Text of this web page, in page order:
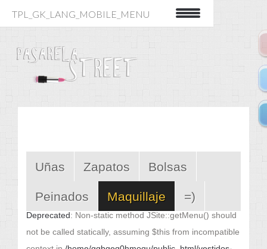
TPL_GK_LANG_MOBILE_MENU
Uñas Zapatos Bolsas
Peinados Maquillaje =)
Deprecated: Non-static method JSite::getMenu() should
not be called statically, assuming $this from incompatible